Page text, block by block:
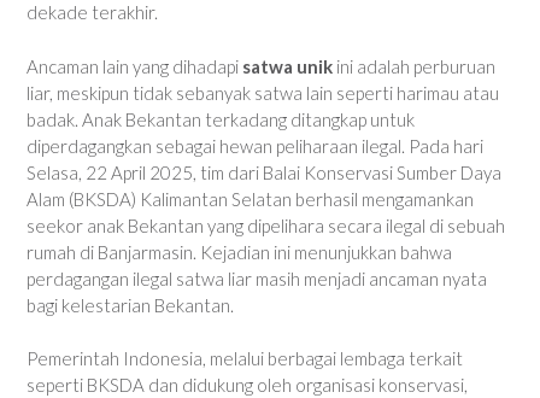
dekade terakhir.
Ancaman lain yang dihadapi satwa unik ini adalah perburuan
liar, meskipun tidak sebanyak satwa lain seperti harimau atau
badak. Anak Bekantan terkadang ditangkap untuk
diperdagangkan sebagai hewan peliharaan ilegal. Pada hari
Selasa, 22 April 2025, tim dari Balai Konservasi Sumber Daya
Alam (BKSDA) Kalimantan Selatan berhasil mengamankan
seekor anak Bekantan yang dipelihara secara ilegal di sebuah
rumah di Banjarmasin. Kejadian ini menunjukkan bahwa
perdagangan ilegal satwa liar masih menjadi ancaman nyata
bagi kelestarian Bekantan.
Pemerintah Indonesia, melalui berbagai lembaga terkait
seperti BKSDA dan didukung oleh organisasi konservasi,